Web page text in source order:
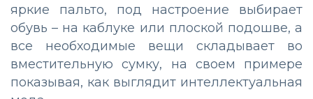
яркие пальто, под настроение выбирает
обувь – на каблуке или плоской подошве, а
все необходимые вещи складывает во
вместительную сумку, на своем примере
показывая, как выглядит интеллектуальная